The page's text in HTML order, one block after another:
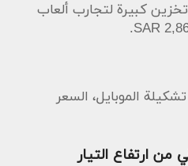
كبيرة لتجارب ألعاب
الموبايل، السعر